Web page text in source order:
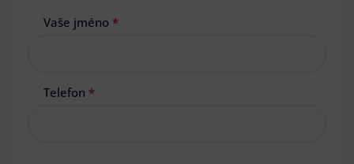
Vaše jméno *
Telefon *